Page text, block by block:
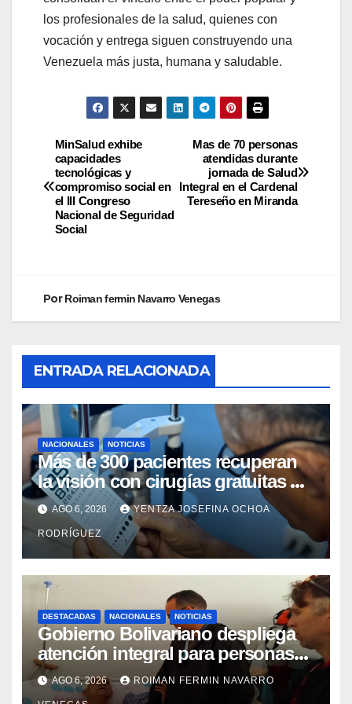
los profesionales de la salud, quienes con
vocación y entrega siguen construyendo una
Venezuela más justa, humana y saludable.
Mas de 70 personas
atendidas durante
jornada de Salud
Integral en el Cardenal
Tereseño en Miranda
MinSalud exhibe
capacidades
tecnológicas y
compromiso social en
el III Congreso
Nacional de Seguridad
Social
PorRoiman fermin Navarro Venegas
ENTRADA RELACIONADA
NACIONALES NOTICIAS
Más de 300 pacientes recuperan
la visión con cirugías gratuitas de
cataratas en Zulia
AGO 6, 2026 YENTZA JOSEFINA OCHOA
RODRÍGUEZ
DESTACADAS NACIONALES NOTICIAS
Gobierno Bolivariano despliega
atención integral para personas
con discapacidad en
campamentos de La Guaira
AGO 6, 2026 ROIMAN FERMIN NAVARRO